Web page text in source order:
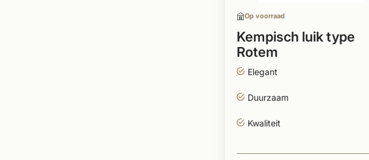
Op voorraad
Kempisch luik type
Rotem
Elegant
Duurzaam
Kwaliteit